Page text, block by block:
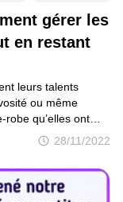
gérer les
en restant
28/11/2022
leurs talents
ou même
robe qu’elles ont
des astuces qui leur
celles qui savent
garde-robe arrivent